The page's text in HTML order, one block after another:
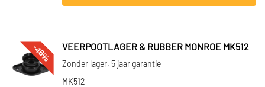
-46% VEERPOOTLAGER & RUBBER MONROE MK512
Zonder lager, 5 jaar garantie
MK512